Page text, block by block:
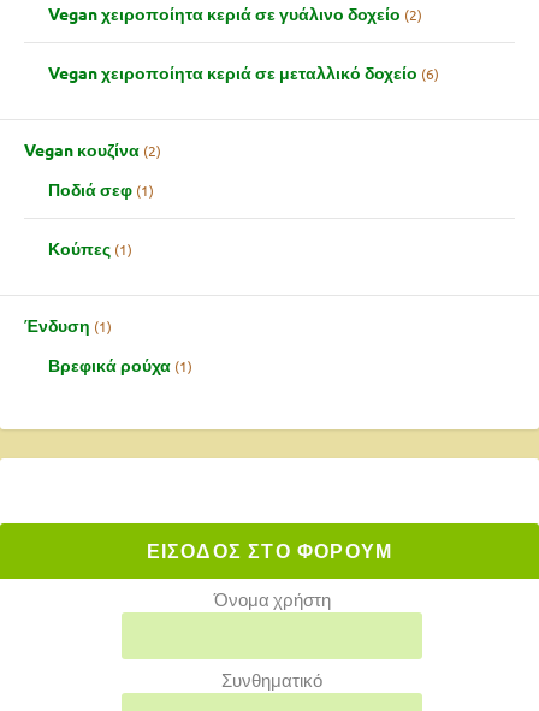
Vegan χειροποίητα κεριά σε γυάλινο δοχείο 2
Vegan χειροποίητα κεριά σε μεταλλικό δοχείο 6
Vegan κουζίνα 2
Ποδιά σεφ 1
Κούπες 1
Ένδυση 1
Βρεφικά ρούχα 1
ΕΙΣΟΔΟΣ ΣΤΟ ΦΟΡΟΥΜ
Όνομα χρήστη
Συνθηματικό